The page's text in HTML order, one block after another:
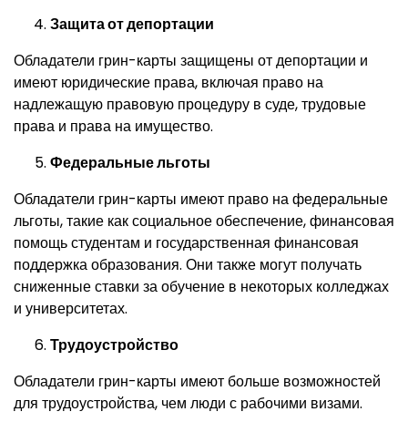
Защита от депортации
Обладатели грин-карты защищены от депортации и
имеют юридические права, включая право на
надлежащую правовую процедуру в суде, трудовые
права и права на имущество.
Федеральные льготы
Обладатели грин-карты имеют право на федеральные
льготы, такие как социальное обеспечение, финансовая
помощь студентам и государственная финансовая
поддержка образования. Они также могут получать
сниженные ставки за обучение в некоторых колледжах
и университетах.
Трудоустройство
Обладатели грин-карты имеют больше возможностей
для трудоустройства, чем люди с рабочими визами.